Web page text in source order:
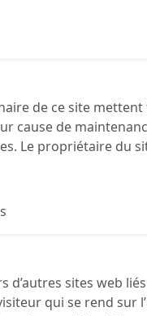
de ce site
cause de
Le propriétaire du
d’autres sites web
qui se rend sur